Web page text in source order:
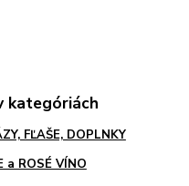
kategóriách
FĽAŠE, DOPLNKY
a ROSÉ VÍNO